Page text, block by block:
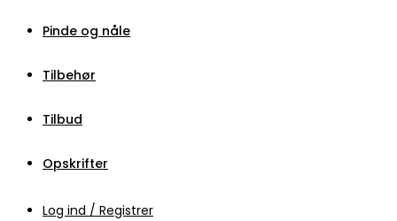
Pinde og nåle
Tilbehør
Tilbud
Opskrifter
Log ind / Registrer